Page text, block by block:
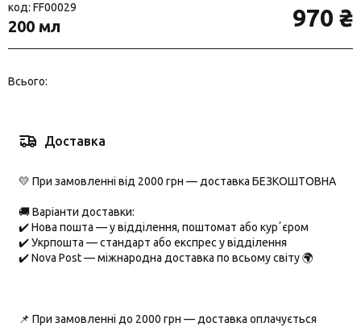
код: FF00029
200 мл 970 ₴
Всього:
Доставка
💛 При замовленні від 2000 грн — доставка БЕЗКОШТОВНА
🚚 Варіанти доставки:
✔️Нова пошта — у відділення, поштомат або курʼєром
✔️Укрпошта — стандарт або експрес у відділення
✔️Nova Post— міжнародна доставка по всьому світу 🌍
📌 При замовленні до 2000 грн — доставка оплачується